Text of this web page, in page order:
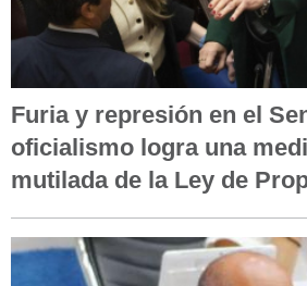
Furia y represión en el
oficialismo logra una
mutilada de la Ley de